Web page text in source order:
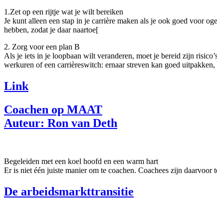
1.Zet op een rijtje wat je wilt bereiken
Je kunt alleen een stap in je carrière maken als je ook goed voor
hebben, zodat je daar naartoe[
2. Zorg voor een plan B
Als je iets in je loopbaan wilt veranderen, moet je bereid zijn
werkuren of een carrièreswitch: ernaar streven kan goed
Link
Coachen op MAAT
Auteur: Ron van Deth
Begeleiden met een koel hoofd en een warm hart
Er is niet één juiste manier om te coachen. Coachees zijn
De arbeidsmarkttransitie